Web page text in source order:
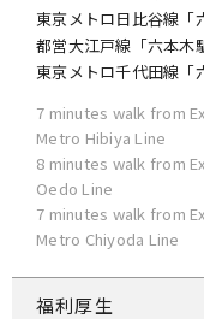
東京メトロ日比谷線「
都営大江戸線「六本木
東京メトロ千代田線「
7 minutes walk from
Metro Hibiya Line
8 minutes walk from
Oedo Line
7 minutes walk from
Metro Chiyoda Line
福利厚生